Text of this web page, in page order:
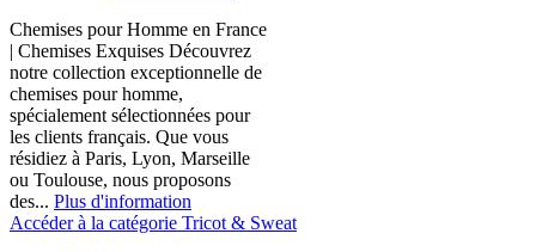
Chemises pour Homme en France
| Chemises Exquises Découvrez
notre collection exceptionnelle de
chemises pour homme,
spécialement sélectionnées pour
les clients français. Que vous
résidiez à Paris, Lyon, Marseille
ou Toulouse, nous proposons
des... Plus d'information
Accéder à la catégorie Tricot & Sweat